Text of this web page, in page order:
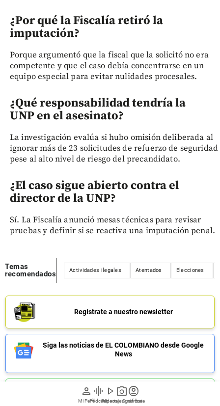
person
Mi Perfil
graphic_eq
Pódcast
play_arrow
Videos
photo_camera
Reportajes gráficos
account_circle
Suscríbete
¿Por qué la Fiscalía retiró la
imputación?
Porque argumentó que la fiscal que la solicitó no era
competente y que el caso debía concentrarse en un
equipo especial para evitar nulidades procesales.
¿Qué responsabilidad tendría la
UNP en el asesinato?
La investigación evalúa si hubo omisión deliberada al
ignorar más de 23 solicitudes de refuerzo de seguridad
pese al alto nivel de riesgo del precandidato.
¿El caso sigue abierto contra el
director de la UNP?
Sí. La Fiscalía anunció mesas técnicas para revisar
pruebas y definir si se reactiva una imputación penal.
Temas
recomendados
Actividades ilegales Atentados Elecciones
Regístrate a nuestro newsletter
Siga las noticias de EL COLOMBIANO desde Google
News
Únete a nuestro canal de Whatsapp